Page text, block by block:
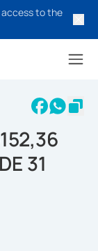
to the
31